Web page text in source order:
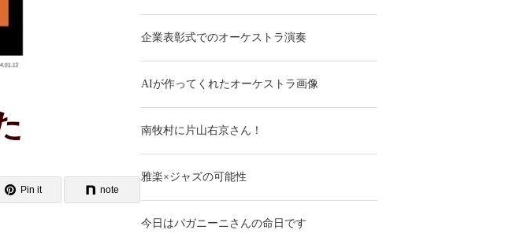
Pin it note
企業表彰式でのオーケストラ演奏
AIが作ってくれたオーケストラ画像
南牧村に片山右京さん！
雅楽×ジャズの可能性
今日はパガニーニさんの命日です